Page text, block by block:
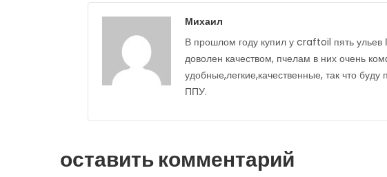
Михаил
В прошлом году купил у craftoil пять
доволен качеством, пчелам в них очень
удобные,легкие,качественные, так что
ППУ.
оставить комментарий